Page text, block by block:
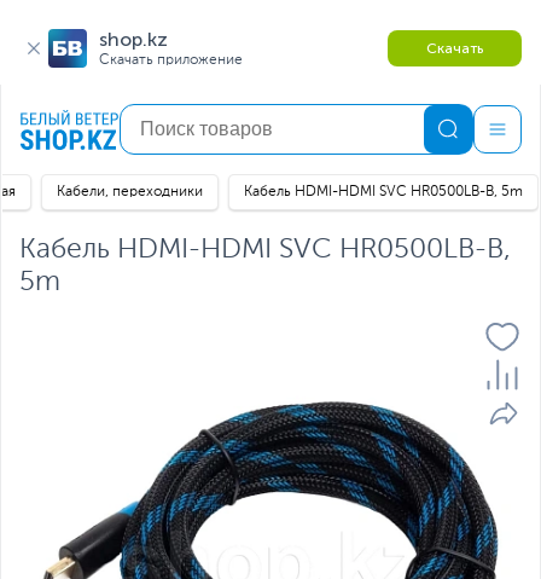
shop.kz
Скачать приложение
Скачать
Кабели, переходники Кабель HDMI-HDMI SVC HR0500LB-B, 5m
Кабель HDMI-HDMI SVC HR0500LB-B,
5m